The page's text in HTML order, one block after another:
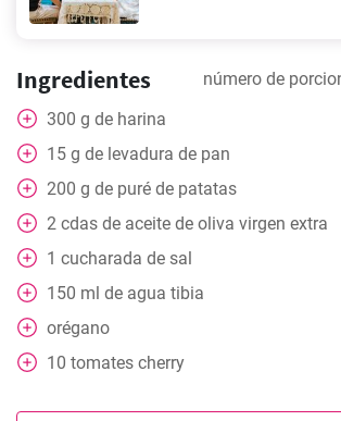
Ingredientes número de
300 g de harina
15 g de levadura de pan
200 g de puré de patatas
2 cdas de aceite de oliva virgen extra
1 cucharada de sal
150 ml de agua tibia
orégano
10 tomates cherry